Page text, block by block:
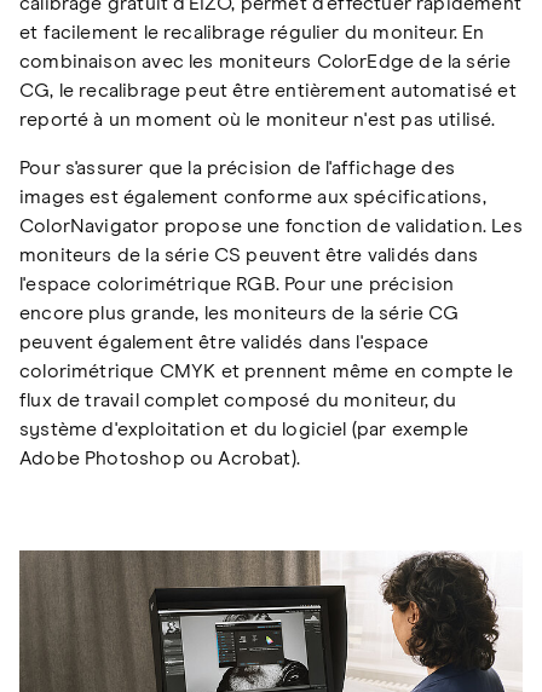
et facilement le recalibrage régulier du moniteur. En
combinaison avec les moniteurs ColorEdge de la série
CG, le recalibrage peut être entièrement automatisé et
reporté à un moment où le moniteur n'est pas utilisé.
Pour s'assurer que la précision de l'affichage des
images est également conforme aux spécifications,
ColorNavigator propose une fonction de validation. Les
moniteurs de la série CS peuvent être validés dans
l'espace colorimétrique RGB. Pour une précision
encore plus grande, les moniteurs de la série CG
peuvent également être validés dans l'espace
colorimétrique CMYK et prennent même en compte le
flux de travail complet composé du moniteur, du
système d'exploitation et du logiciel (par exemple
Adobe Photoshop ou Acrobat).